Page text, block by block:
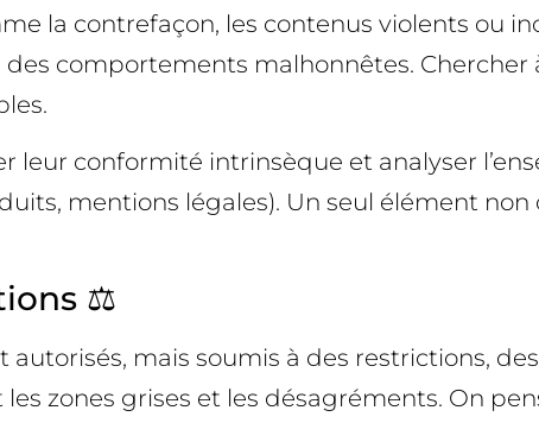
la contrefaçon, les contenus violents ou
comportements malhonnêtes. Chercher
leur conformité intrinsèque et analyser
mentions légales). Un seul élément
⚖️
mais soumis à des restrictions,
zones grises et les désagréments. On